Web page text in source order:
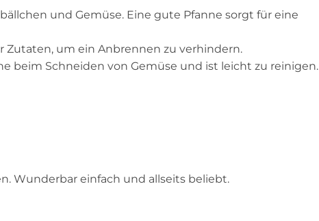
und Gemüse. Eine gute Pfanne sorgt für eine
Zutaten, um ein Anbrennen zu verhindern.
beim Schneiden von Gemüse und ist leicht zu reinigen.
Wunderbar einfach und allseits beliebt.